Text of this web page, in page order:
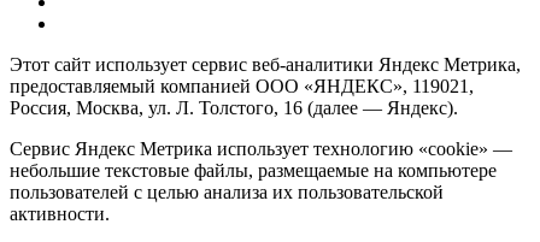
Этот сайт использует сервис веб-аналитики Яндекс Метрика,
предоставляемый компанией ООО «ЯНДЕКС», 119021,
Россия, Москва, ул. Л. Толстого, 16 (далее — Яндекс).
Сервис Яндекс Метрика использует технологию «cookie» —
небольшие текстовые файлы, размещаемые на компьютере
пользователей с целью анализа их пользовательской
активности.